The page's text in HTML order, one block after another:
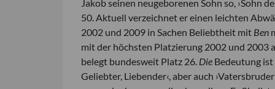
Jakob seinen neugeborenen Sohn so, ›Sohn
50. Aktuell verzeichnet er einen leichten
2002 und 2009 in Sachen Beliebtheit mit Ben
mit der höchsten Platzierung 2002 und 2003
belegt bundesweit Platz 26. Die Bedeutung
Geliebter, Liebender‹, aber auch